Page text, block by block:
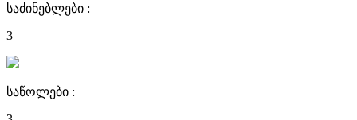
საძინებლები :
3
საწოლები :